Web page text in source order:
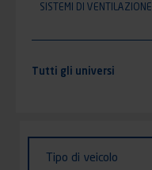
Tipo di veicolo
SISTEMI DI VENTILAZIONE
Tutti gli universi